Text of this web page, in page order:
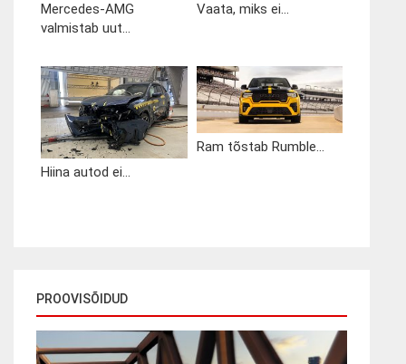
Mercedes-AMG
valmistab uut...
Vaata, miks ei...
Hiina autod ei...
Ram tõstab Rumble...
PROOVISÕIDUD